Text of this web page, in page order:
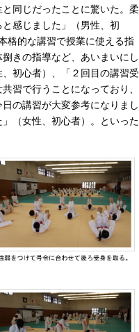
同じだったことに驚いた。柔
感じました」（男性、初
格的な講習で授業に使える指
きの指導など、あいまいにし
初心者）、「２回目の講習受
習で行うことになっており、
の講習が大変参考になりまし
（女性、初心者）。といった